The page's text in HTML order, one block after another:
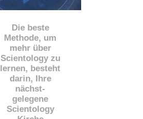
Die beste
Methode, um
mehr über
Scientology zu
lernen, besteht
darin, Ihre
nächst-
gelegene
Scientology